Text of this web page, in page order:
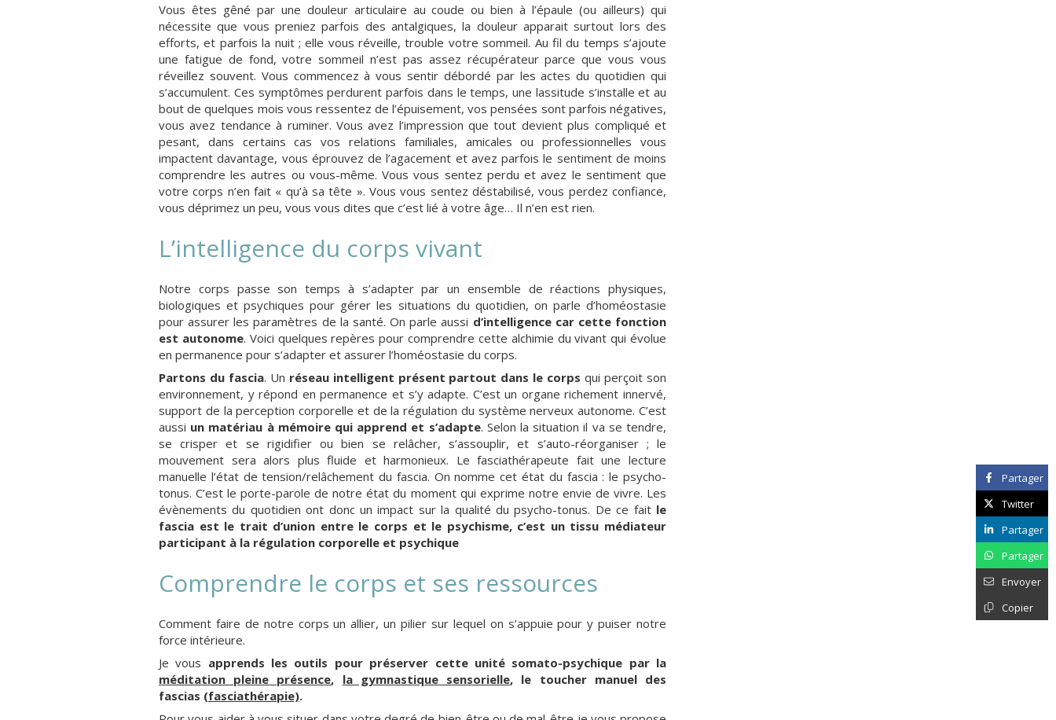
Vous êtes gêné par une douleur articulaire au coude ou bien à l’épaule (ou ailleurs) qui
nécessite que vous preniez parfois des antalgiques, la douleur apparait surtout lors des
efforts, et parfois la nuit ; elle vous réveille, trouble votre sommeil. Au fil du temps s’ajoute
une fatigue de fond, votre sommeil n’est pas assez récupérateur parce que vous vous
réveillez souvent. Vous commencez à vous sentir débordé par les actes du quotidien qui
s’accumulent. Ces symptômes perdurent parfois dans le temps, une lassitude s’installe et au
bout de quelques mois vous ressentez de l’épuisement, vos pensées sont parfois négatives,
vous avez tendance à ruminer. Vous avez l’impression que tout devient plus compliqué et
pesant, dans certains cas vos relations familiales, amicales ou professionnelles vous
impactent davantage, vous éprouvez de l’agacement et avez parfois le sentiment de moins
comprendre les autres ou vous-même. Vous vous sentez perdu et avez le sentiment que
votre corps n’en fait « qu’à sa tête ». Vous vous sentez déstabilisé, vous perdez confiance,
vous déprimez un peu, vous vous dites que c’est lié à votre âge… Il n’en est rien.
L’intelligence du corps vivant
Notre corps passe son temps à s’adapter par un ensemble de réactions physiques,
biologiques et psychiques pour gérer les situations du quotidien, on parle d’homéostasie
pour assurer les paramètres de la santé. On parle aussi d’intelligence car cette fonction
est autonome. Voici quelques repères pour comprendre cette alchimie du vivant qui évolue
en permanence pour s’adapter et assurer l’homéostasie du corps.
Partons du fascia. Un réseau intelligent présent partout dans le corps qui perçoit son
environnement, y répond en permanence et s’y adapte. C’est un organe richement innervé,
support de la perception corporelle et de la régulation du système nerveux autonome. C’est
aussi un matériau à mémoire qui apprend et s’adapte. Selon la situation il va se tendre,
se crisper et se rigidifier ou bien se relâcher, s’assouplir, et s’auto-réorganiser ; le
mouvement sera alors plus fluide et harmonieux. Le fasciathérapeute fait une lecture
manuelle l’état de tension/relâchement du fascia. On nomme cet état du fascia : le psycho-
tonus. C’est le porte-parole de notre état du moment qui exprime notre envie de vivre. Les
évènements du quotidien ont donc un impact sur la qualité du psycho-tonus. De ce fait le
fascia est le trait d’union entre le corps et le psychisme, c’est un tissu médiateur
participant à la régulation corporelle et psychique
Comprendre le corps et ses ressources
Comment faire de notre corps un allier, un pilier sur lequel on s’appuie pour y puiser notre
force intérieure.
Je vous apprends les outils pour préserver cette unité somato-psychique par la
méditation pleine présence, la gymnastique sensorielle, le toucher manuel des
fascias (fasciathérapie).
Partager
Twitter
Partager
Partager
Envoyer
Copier